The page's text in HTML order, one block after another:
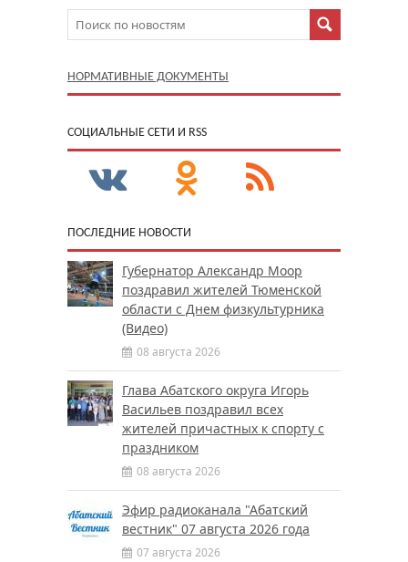
НОРМАТИВНЫЕ ДОКУМЕНТЫ
CОЦИАЛЬНЫЕ СЕТИ И RSS
ПОСЛЕДНИЕ НОВОСТИ
Губернатор Александр Моор
поздравил жителей Тюменской
области с Днем физкультурника
(Видео)
08 августа 2026
Глава Абатского округа Игорь
Васильев поздравил всех
жителей причастных к спорту с
праздником
08 августа 2026
Эфир радиоканала "Абатский
вестник" 07 августа 2026 года
07 августа 2026